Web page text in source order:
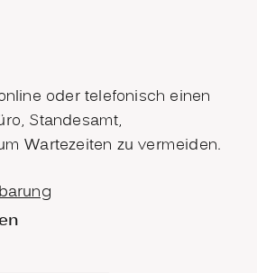
oder telefonisch einen
Standesamt,
Wartezeiten zu vermeiden.